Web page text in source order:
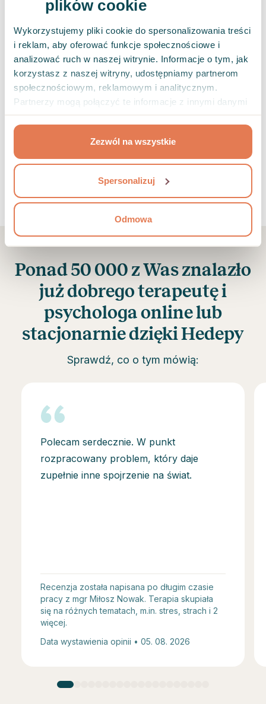
plików cookie
Wykorzystujemy pliki cookie do spersonalizowania treści
i reklam, aby oferować funkcje społecznościowe i
analizować ruch w naszej witrynie. Informacje o tym, jak
korzystasz z naszej witryny, udostępniamy partnerom
społecznościowym, reklamowym i analitycznym.
Partnerzy mogą połączyć te informacje z innymi danymi
korzystania z ich usług.
Zezwól na wszystkie
Spersonalizuj
Odmowa
bodźce zewnętrzne i wewnętrzne, takie jak
stres, emocje i energia. Wysokie fazy mogą
przynieść kreatywność i skupienie, a niskie –
głębokie zmęczenie i poczucie beznadziei. Te
ciągłe zmiany mogą prowadzić do wyczerpania
emocjonalnego i lęku. Jeśli chcesz nauczyć się
emocjonalnymi, ten test może być pierwszym
krokiem do zrozumienia własnych wzorców
nastroju.
Ponad 50 000 z Was znalazło
już dobrego terapeutę i
psychologa online lub
stacjonarnie dzięki Hedepy
Sprawdź, co o tym mówią:
Polecam serdecznie. W punkt
rozpracowany problem, który daje
zupełnie inne spojrzenie na świat.
Recenzja została napisana po długim czasie
pracy z mgr Miłosz Nowak. Terapia skupiała
się na różnych tematach, m.in. stres, strach i 2
więcej.
Data wystawienia opinii • 05. 08. 2026